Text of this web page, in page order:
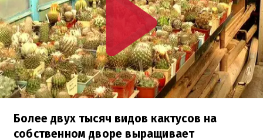
Более двух тысяч видов кактусов на
собственном дворе выращивает